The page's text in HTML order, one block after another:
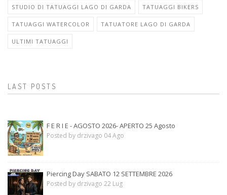
STUDIO DI TATUAGGI LAGO DI GARDA TATUAGGI BIKERS
TATUAGGI WATERCOLOR TATUATORE LAGO DI GARDA
ULTIMI TATUAGGI
LAST POSTS
F E R I E - AGOSTO 2026- APERTO 25 Agosto
Posted by drzivago 04 Ago
Piercing Day SABATO 12 SETTEMBRE 2026
Posted by drzivago 22 Lug